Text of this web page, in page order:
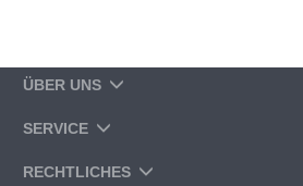
ÜBER UNS
SERVICE
RECHTLICHES